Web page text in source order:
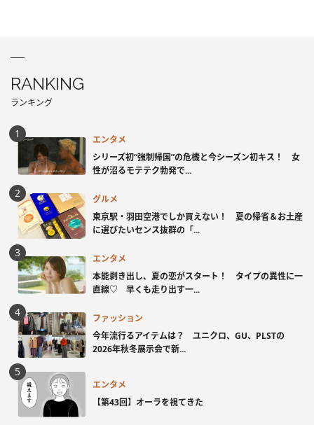
RANKING
ランキング
エンタメ
シリーズ初“強制帰国”の危機と今シーズン初キス！ 女
性が沼るモテテク勃発で...
グルメ
東京駅・羽田空港でしか買えない！ 夏の帰省＆お土産
に選びたいセンス抜群の「...
エンタメ
本能剥き出し、夏の恋がスタート！ タイプの異性に一
直線♡ 早くも走り出す一...
ファッション
今年流行るアイテムは？ ユニクロ、GU、PLSTの
2026年秋冬展示会で新...
エンタメ
【第43回】オーラを視てきた